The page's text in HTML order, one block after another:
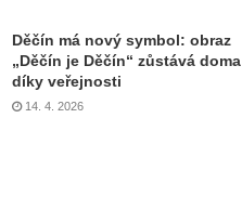
Děčín má nový symbol: obraz
„Děčín je Děčín“ zůstává doma
díky veřejnosti
14. 4. 2026